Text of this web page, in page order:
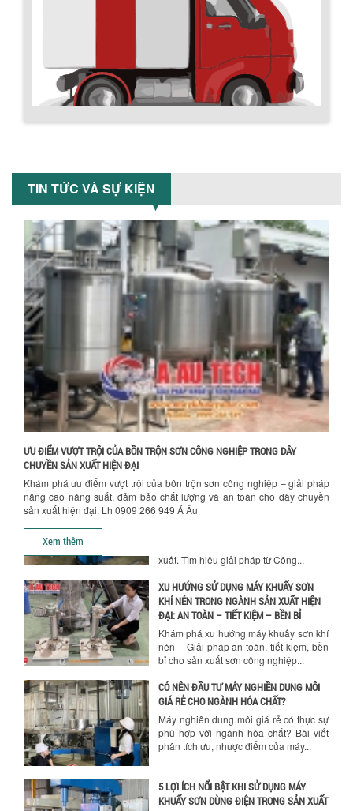
Hướng dẫn thanh toán mua hàng
TIN TỨC VÀ SỰ KIỆN
ƯU ĐIỂM VƯỢT TRỘI CỦA BỒN TRỘN SƠN CÔNG NGHIỆP TRONG DÂY
CHUYỀN SẢN XUẤT HIỆN ĐẠI
Khám phá ưu điểm vượt trội của bồn trộn sơn công nghiệp – giải pháp
nâng cao năng suất, đảm bảo chất lượng và an toàn cho dây chuyền
sản xuất hiện đại. Lh 0909 266 949 Á Âu
Xem thêm
công nghiệp giảm sốc lên đến 20%.
Tiết kiệm chi phí, nhận ngay máy
TỐI ƯU CHI PHÍ SẢN XUẤT VỚI MÁY TRỘN
SƠN CÔNG NGHIỆP HIỆN ĐẠI
Khám phá cách máy trộn sơn công
nghiệp giúp doanh nghiệp tiết kiệm
CHỌN MÁY KHUẤY TRỘN HÓA CHẤT CHO
Khám phá những tiêu chí quan trọng
giúp doanh nghiệp lựa chọn máy khuấy
trộn hóa chất phù hợp. Từ máy khuấy
hóa...
NHỮNG YẾU TỐ QUYẾT ĐỊNH KHI CHỌN
BỒN KHUẤY SƠN: VẬT LIỆU, DUNG TÍCH VÀ
CÔNG SUẤT KHUẤY
Khám phá các yếu tố quan trọng khi
chọn bồn khuấy sơn: Vật liệu, dung tích
và công suất khuấy. Giải pháp tối...
BỒN KHUẤY TRỘN CHẤT LỎNG CHO
NGÀNH HÓA CHẤT: NHỮNG YẾU TỐ QUYẾT
ĐỊNH CHẤT LƯỢNG SẢN PHẨM CUỐI
CÙNG
Khám phá những yếu tố quan trọng
quyết định chất lượng sản phẩm khi sử
dụng bồn khuấy trộn chất lỏng trong...
TỐI ƯU CHI PHÍ ĐẦU TƯ NHỜ LỰA CHỌN
ĐÚNG DỤNG CỤ KHUẤY SƠN CHO DÂY
CHUYỀN SẢN XUẤT
xuất. Tìm hiểu giải pháp từ Công...
XU HƯỚNG SỬ DỤNG MÁY KHUẤY SƠN
KHÍ NÉN TRONG NGÀNH SẢN XUẤT HIỆN
ĐẠI: AN TOÀN – TIẾT KIỆM – BỀN BỈ
Khám phá xu hướng máy khuấy sơn khí
nén – Giải pháp an toàn, tiết kiệm, bền
bỉ cho sản xuất sơn công nghiệp...
CÓ NÊN ĐẦU TƯ MÁY NGHIỀN DUNG MÔI
GIÁ RẺ CHO NGÀNH HÓA CHẤT?
Máy nghiền dung môi giá rẻ có thực sự
phù hợp với ngành hóa chất? Bài viết
phân tích ưu, nhược điểm của máy...
5 LỢI ÍCH NỔI BẬT KHI SỬ DỤNG MÁY
KHUẤY SƠN DÙNG ĐIỆN TRONG SẢN XUẤT